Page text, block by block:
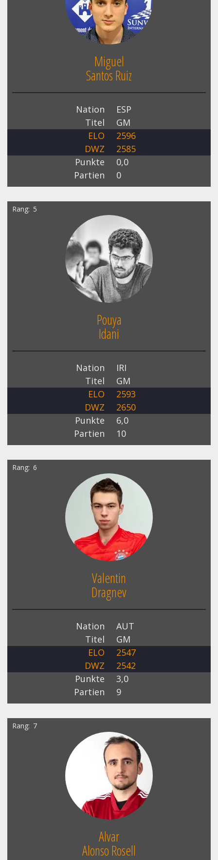
Miguel
Santos Ruiz
Nation
ESP
Titel
GM
ELO
2596
DWZ
2585
Punkte
0,0
Partien
0
Rang 5
Pouya
Idani
Nation
IRI
Titel
GM
ELO
2593
DWZ
2650
Punkte
6,0
Partien
10
Rang 6
Valentin
Dragnev
Nation
AUT
Titel
GM
ELO
2547
DWZ
2542
Punkte
3,0
Partien
9
Rang 7
Alvar
Alonso Rosell